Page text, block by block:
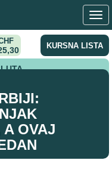
KURSNA LISTA
u Srbiji: Finansijski
A OVAJ